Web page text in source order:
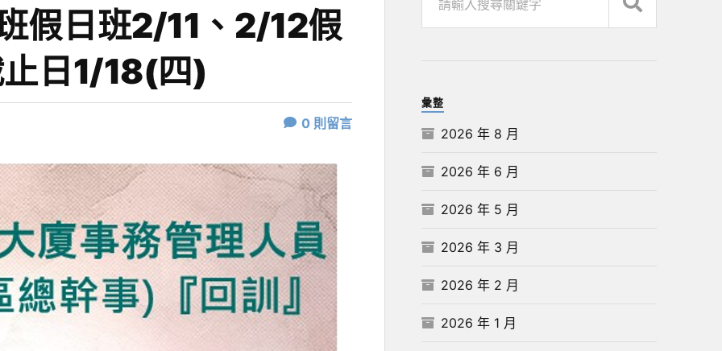
假日班2/11、2/12假
日1/18(四)
0 則留言
彙整
2026 年 8 月
2026 年 6 月
2026 年 5 月
2026 年 3 月
2026 年 2 月
2026 年 1 月